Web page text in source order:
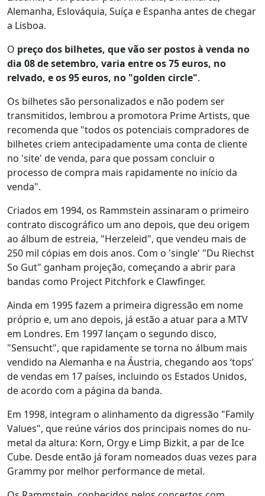
Alemanha, Eslováquia, Suíça e Espanha antes de chegar
a Lisboa.
O preço dos bilhetes, que vão ser postos à venda no
dia 08 de setembro, varia entre os 75 euros, no
relvado, e os 95 euros, no "golden circle".
Os bilhetes são personalizados e não podem ser
transmitidos, lembrou a promotora Prime Artists, que
recomenda que "todos os potenciais compradores de
bilhetes criem antecipadamente uma conta de cliente
no 'site' de venda, para que possam concluir o
processo de compra mais rapidamente no início da
venda".
Criados em 1994, os Rammstein assinaram o primeiro
contrato discográfico um ano depois, que deu origem
ao álbum de estreia, "Herzeleid", que vendeu mais de
250 mil cópias em dois anos. Com o 'single' "Du Riechst
So Gut" ganham projeção, começando a abrir para
bandas como Project Pitchfork e Clawfinger.
Ainda em 1995 fazem a primeira digressão em nome
próprio e, um ano depois, já estão a atuar para a MTV
em Londres. Em 1997 lançam o segundo disco,
"Sensucht", que rapidamente se torna no álbum mais
vendido na Alemanha e na Áustria, chegando aos ‘tops’
de vendas em 17 países, incluindo os Estados Unidos,
de acordo com a página da banda.
Em 1998, integram o alinhamento da digressão "Family
Values", que reúne vários dos principais nomes do nu-
metal da altura: Korn, Orgy e Limp Bizkit, a par de Ice
Cube. Desde então já foram nomeados duas vezes para
Grammy por melhor performance de metal.